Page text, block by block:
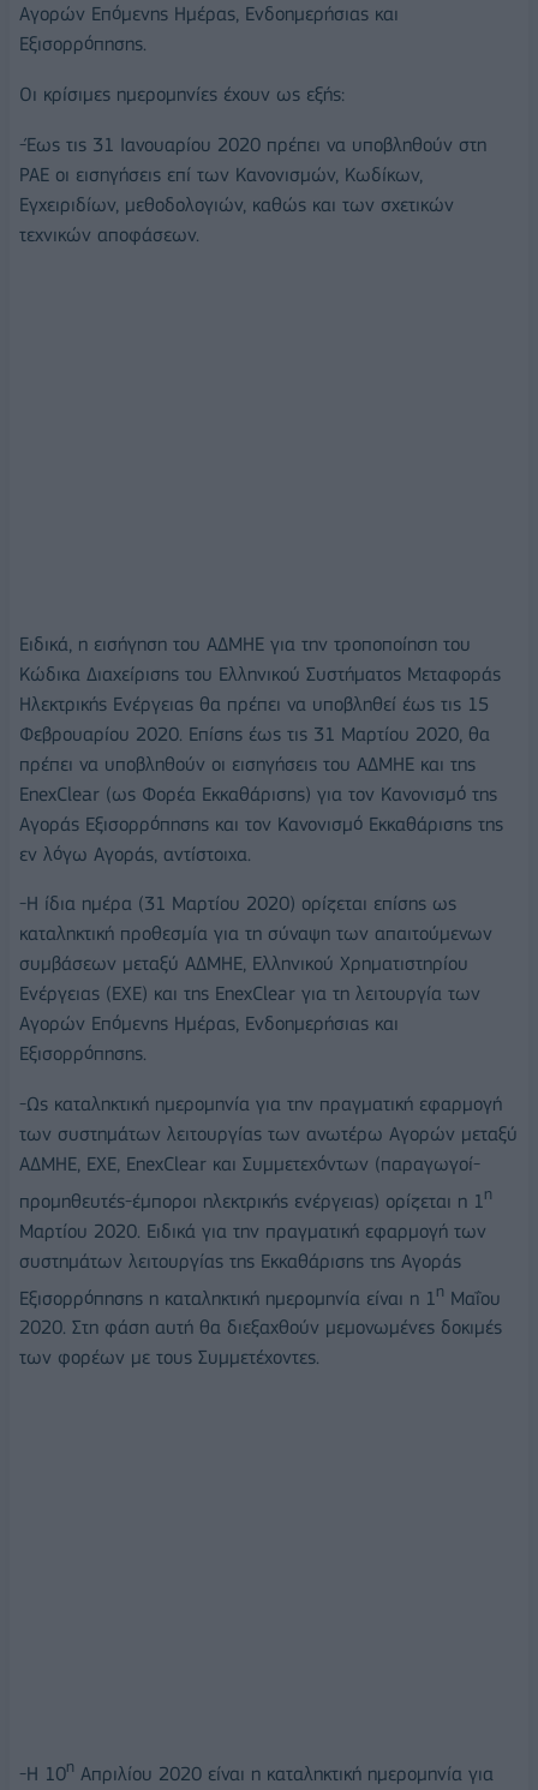
Αγορών Επόμενης Ημέρας, Ενδοημερήσιας και
Εξισορρόπησης.
Οι κρίσιμες ημερομηνίες έχουν ως εξής:
-Έως τις 31 Ιανουαρίου 2020 πρέπει να υποβληθούν στη
ΡΑΕ οι εισηγήσεις επί των Κανονισμών, Κωδίκων,
Εγχειριδίων, μεθοδολογιών, καθώς και των σχετικών
τεχνικών αποφάσεων.
Ειδικά, η εισήγηση του ΑΔΜΗΕ για την τροποποίηση του
Κώδικα Διαχείρισης του Ελληνικού Συστήματος Μεταφοράς
Ηλεκτρικής Ενέργειας θα πρέπει να υποβληθεί έως τις 15
Φεβρουαρίου 2020. Επίσης έως τις 31 Μαρτίου 2020, θα
πρέπει να υποβληθούν οι εισηγήσεις του ΑΔΜΗΕ και της
EnexClear (ως Φορέα Εκκαθάρισης) για τον Κανονισμό της
Αγοράς Εξισορρόπησης και τον Κανονισμό Εκκαθάρισης της
εν λόγω Αγοράς, αντίστοιχα.
-Η ίδια ημέρα (31 Μαρτίου 2020) ορίζεται επίσης ως
καταληκτική προθεσμία για τη σύναψη των απαιτούμενων
συμβάσεων μεταξύ ΑΔΜΗΕ, Ελληνικού Χρηματιστηρίου
Ενέργειας (ΕΧΕ) και της EnexClear για τη λειτουργία των
Αγορών Επόμενης Ημέρας, Ενδοημερήσιας και
Εξισορρόπησης.
-Ως καταληκτική ημερομηνία για την πραγματική εφαρμογή
των συστημάτων λειτουργίας των ανωτέρω Αγορών μεταξύ
ΑΔΜΗΕ, ΕΧΕ, EnexClear και Συμμετεχόντων (παραγωγοί-
προμηθευτές-έμποροι ηλεκτρικής ενέργειας) ορίζεται η 1 η
Μαρτίου 2020. Ειδικά για την πραγματική εφαρμογή των
συστημάτων λειτουργίας της Εκκαθάρισης της Αγοράς
Εξισορρόπησης η καταληκτική ημερομηνία είναι η 1 η Μαΐου
2020. Στη φάση αυτή θα διεξαχθούν μεμονωμένες δοκιμές
των φορέων με τους Συμμετέχοντες.
-Η 10η Απριλίου 2020 είναι η καταληκτική ημερομηνία για